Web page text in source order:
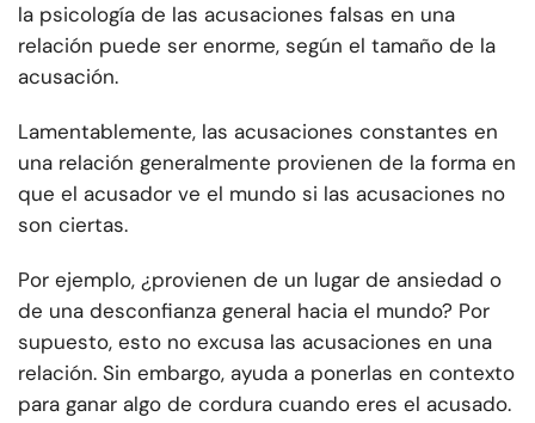
la psicología de las acusaciones falsas en una
relación puede ser enorme, según el tamaño de la
acusación.
Lamentablemente, las acusaciones constantes en
una relación generalmente provienen de la forma en
que el acusador ve el mundo si las acusaciones no
son ciertas.
Por ejemplo, ¿provienen de un lugar de ansiedad o
de una desconfianza general hacia el mundo? Por
supuesto, esto no excusa las acusaciones en una
relación. Sin embargo, ayuda a ponerlas en contexto
para ganar algo de cordura cuando eres el acusado.